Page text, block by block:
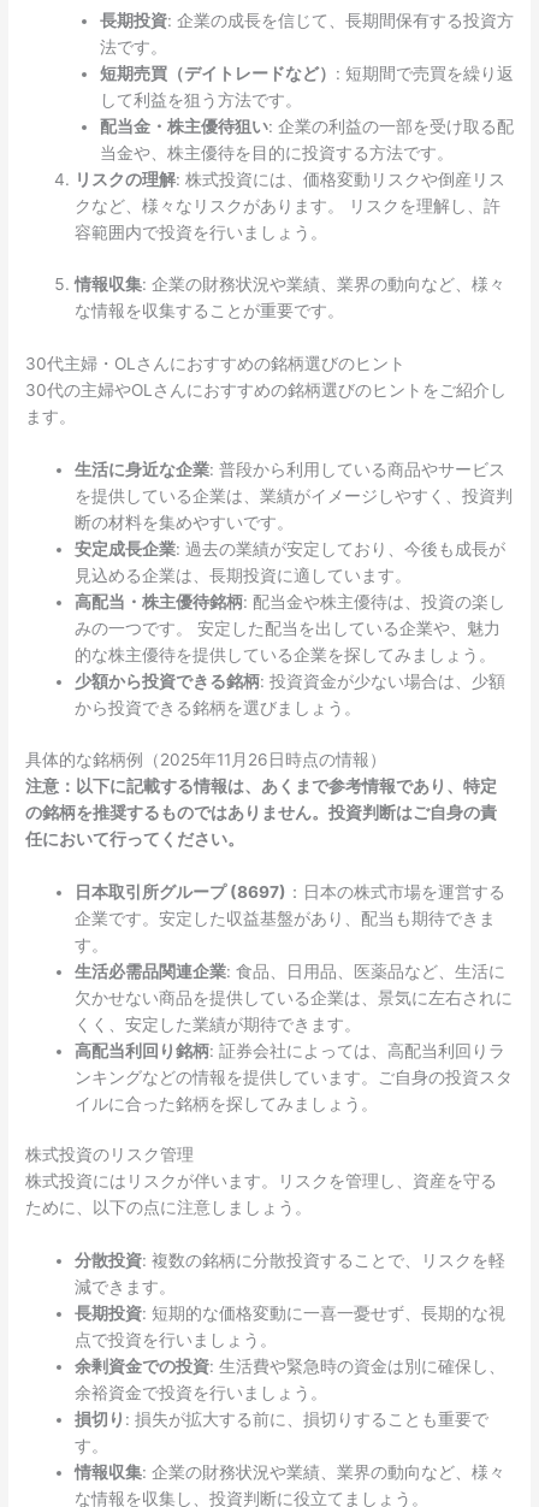
長期投資: 企業の成長を信じて、長期間保有する投資方
法です。
短期売買（デイトレードなど） : 短期間で売買を繰り返
して利益を狙う方法です。
配当金・株主優待狙い: 企業の利益の一部を受け取る配
当金や、株主優待を目的に投資する方法です。
リスクの理解: 株式投資には、価格変動リスクや倒産リス
クなど、様々なリスクがあります。 リスクを理解し、許
容範囲内で投資を行いましょう。
情報収集: 企業の財務状況や業績、業界の動向など、様々
な情報を収集することが重要です。
30代主婦・OLさんにおすすめの銘柄選びのヒント
30代の主婦やOLさんにおすすめの銘柄選びのヒントをご紹介し
ます。
生活に身近な企業: 普段から利用している商品やサービス
を提供している企業は、業績がイメージしやすく、投資判
断の材料を集めやすいです。
安定成長企業: 過去の業績が安定しており、今後も成長が
見込める企業は、長期投資に適しています。
高配当・株主優待銘柄: 配当金や株主優待は、投資の楽し
みの一つです。 安定した配当を出している企業や、魅力
的な株主優待を提供している企業を探してみましょう。
少額から投資できる銘柄: 投資資金が少ない場合は、少額
から投資できる銘柄を選びましょう。
具体的な銘柄例（2025年11月26日時点の情報）
注意：以下に記載する情報は、あくまで参考情報であり、特定
の銘柄を推奨するものではありません。投資判断はご自身の責
任において行ってください。
日本取引所グループ (8697) ：日本の株式市場を運営する
企業です。安定した収益基盤があり、配当も期待できま
す。
生活必需品関連企業: 食品、日用品、医薬品など、生活に
欠かせない商品を提供している企業は、景気に左右されに
くく、安定した業績が期待できます。
高配当利回り銘柄: 証券会社によっては、高配当利回りラ
ンキングなどの情報を提供しています。ご自身の投資スタ
イルに合った銘柄を探してみましょう。
株式投資のリスク管理
株式投資にはリスクが伴います。リスクを管理し、資産を守る
ために、以下の点に注意しましょう。
分散投資: 複数の銘柄に分散投資することで、リスクを軽
減できます。
長期投資: 短期的な価格変動に一喜一憂せず、長期的な視
点で投資を行いましょう。
余剰資金での投資: 生活費や緊急時の資金は別に確保し、
余裕資金で投資を行いましょう。
損切り : 損失が拡大する前に、損切りすることも重要で
す。
情報収集: 企業の財務状況や業績、業界の動向など、様々
な情報を収集し、投資判断に役立てましょう。